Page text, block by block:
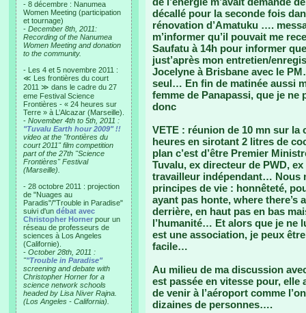
- 8 décembre : Nanumea
Women Meeting (participation
et tournage)
- December 8th, 2011:
Recording of the Nanumea
Women Meeting and donation
to the community.
- Les 4 et 5 novembre 2011 :
≪ Les frontières du court
2011 ≫ dans le cadre du 27
eme Festival Science
Frontières - « 24 heures sur
Terre » à L’Alcazar (Marseille).
- November 4th to 5th, 2011 :
"Tuvalu Earth hour 2009" !!
video at the "frontières du
court 2011" film competition
part of the 27th "Science
Frontières" Festival
(Marseille).
- 28 octobre 2011 : projection
de "Nuages au
Paradis"/"Trouble in Paradise"
suivi d'un débat avec
Christopher Horner pour un
réseau de professeurs de
sciences à Los Angeles
(Californie).
- October 28th, 2011 :
""Trouble in Paradise"
screening and debate with
Christopher Horner for a
science network schools
headed by Lisa Niver Rajna.
(Los Angeles - California).
décallé pour la seconde fois
rénovation d’Amatuku ….
m’informer qu’il pouvait me
Saufatu à 14h pour informer
just’après mon entretien/
Jocelyne à Brisbane avec le
seul… En fin de matinée aussi
femme de Panapassi, que je
donc
VETE : réunion de 10 mn sur
heures en sirotant 2 litres de
plan c’est d’être Premier
Tuvalu, ex directeur de PWD,
travailleur indépendant… Nous
principes de vie : honnêteté,
ayant pas honte, where there’s
derrière, en haut pas en bas
l’humanité… Et alors que je ne
est une association, je peux
facile…
Au milieu de ma discussion
est passée en vitesse pour,
de venir à l’aéroport comme
dizaines de personnes….